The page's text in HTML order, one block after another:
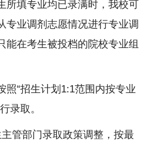
所填专业均已录满时，我校可
专业调剂志愿情况进行专业调
能在考生被投档的院校专业组
照“招生计划 1:1范围内按专业
录取。
管部门录取政策调整，按最